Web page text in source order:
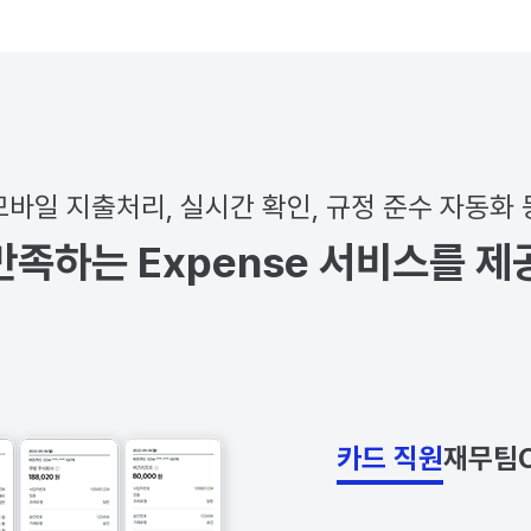
바일 지출처리, 실시간 확인, 규정 준수 자동화
족하는 Expense 서비스를 제
카드 직원재무팀